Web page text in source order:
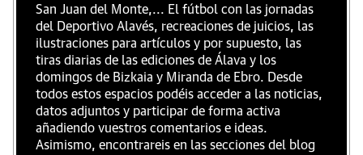
San Juan del Monte,... El fútbol con las jornadas
del Deportivo Alavés, recreaciones de juicios, las
ilustraciones para artículos y por supuesto, las
tiras diarias de las ediciones de Álava y los
domingos de Bizkaia y Miranda de Ebro. Desde
todos estos espacios podéis acceder a las noticias,
datos adjuntos y participar de forma activa
añadiendo vuestros comentarios e ideas.
Asimismo, encontrareis en las secciones del blog